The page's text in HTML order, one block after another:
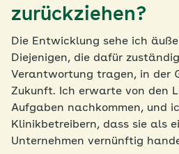
zurückziehen?
Die Entwicklung sehe ich
Diejenigen, die dafür
Verantwortung tragen, in der
Zukunft. Ich erwarte von den
Aufgaben nachkommen, und
Klinikbetreibern, dass sie als
Unternehmen vernünftig